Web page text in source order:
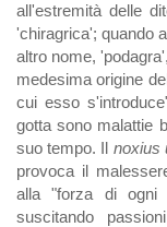
all'estremità delle
'chiragrica'; quando
altro nome,
medesima origine
cui esso
gotta sono malattie
suo tempo. Il noxius
provoca il
alla "forza di ogni
suscitando